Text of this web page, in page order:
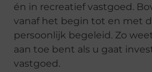
én in recreatief vastgoed.
vanaf het begin tot en met
persoonlijk begeleid. Zo
aan toe bent als u gaat
vastgoed.